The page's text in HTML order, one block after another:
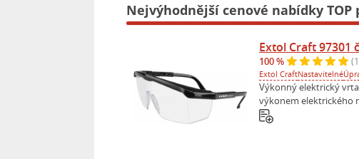
Nejvýhodnější cenové nabídky TOP
Extol Craft 97301
100 %
Extol CraftNastavitelné
Výkonný elektrický
výkonem elektrického